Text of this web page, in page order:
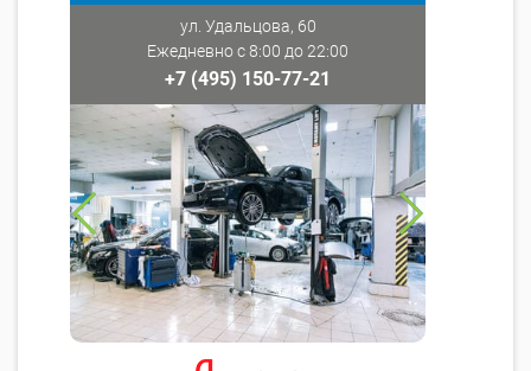
ул. Удальцова, 60
Ежедневно с 8:00 до 22:00
+7 (495) 150-77-21